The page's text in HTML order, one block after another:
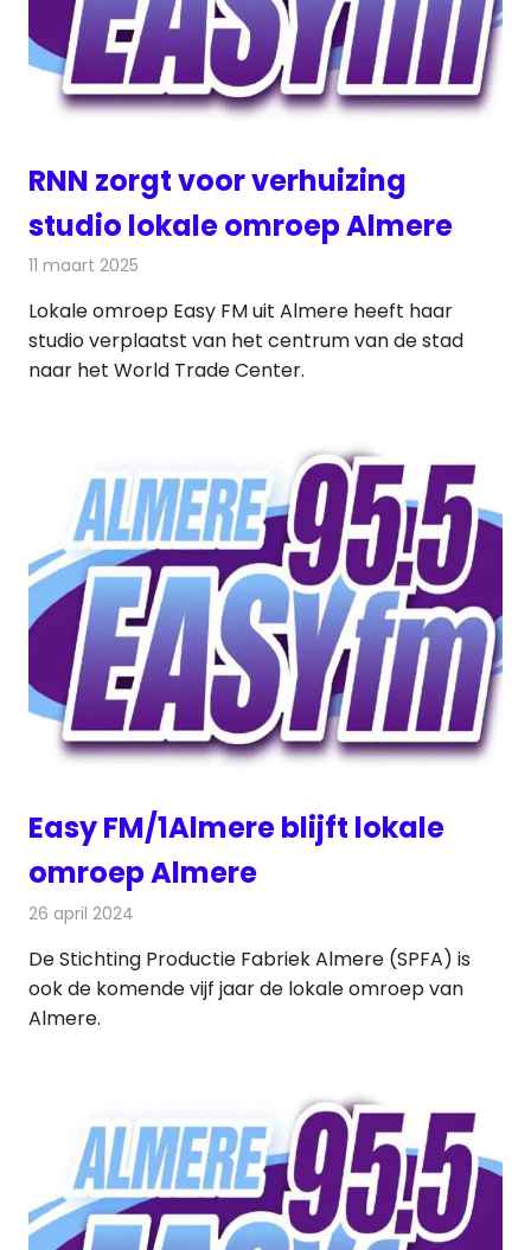
RNN zorgt voor verhuizing
studio lokale omroep Almere
11 maart 2025
Lokale omroep Easy FM uit Almere heeft haar
studio verplaatst van het centrum van de stad
naar het World Trade Center.
Easy FM/1Almere blijft lokale
omroep Almere
26 april 2024
De Stichting Productie Fabriek Almere (SPFA) is
ook de komende vijf jaar de lokale omroep van
Almere.